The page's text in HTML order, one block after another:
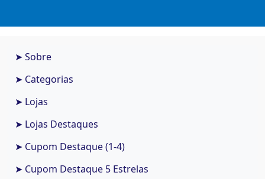
➤ Sobre
➤ Categorias
➤ Lojas
➤ Lojas Destaques
➤ Cupom Destaque (1-4)
➤ Cupom Destaque 5 Estrelas